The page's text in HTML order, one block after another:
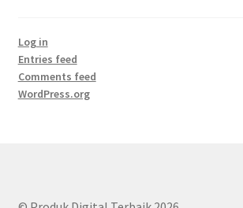
Log in
Entries feed
Comments feed
WordPress.org